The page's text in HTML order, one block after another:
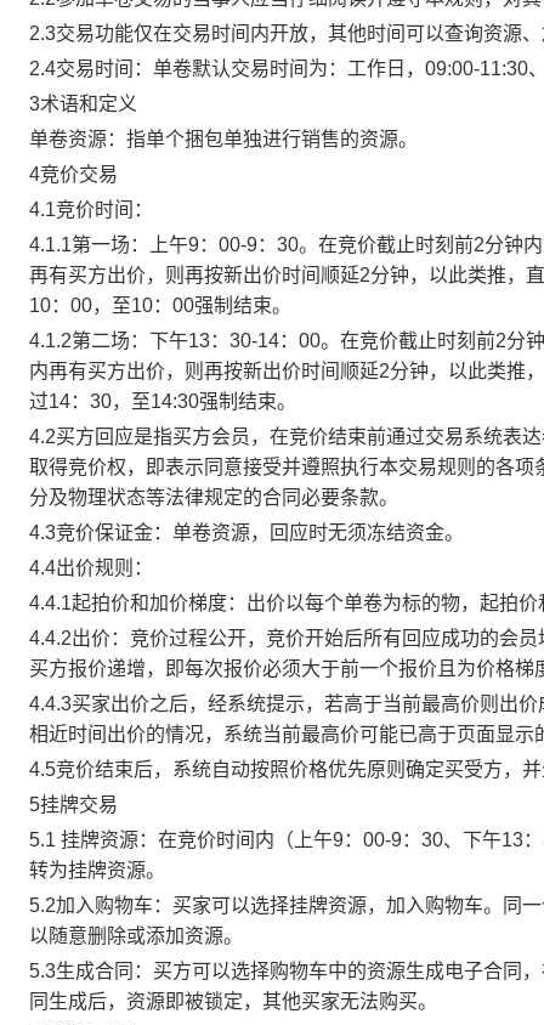
2.3交易功能仅在交易时间内开放，其他时间可以查询资源
2.4交易时间：单卷默认交易时间为：工作日，09:00-11:30
3术语和定义
单卷资源：指单个捆包单独进行销售的资源。
4竞价交易
4.1竞价时间：
4.1.1第一场：上午9：00-9：30。在竞价截止时刻前2分钟
再有买方出价，则再按新出价时间顺延2分钟，以此类推，
10：00，至10：00强制结束。
4.1.2第二场：下午13：30-14：00。在竞价截止时刻前2分
内再有买方出价，则再按新出价时间顺延2分钟，以此类推
过14：30，至14:30强制结束。
4.2买方回应是指买方会员，在竞价结束前通过交易系统表
取得竞价权，即表示同意接受并遵照执行本交易规则的各
分及物理状态等法律规定的合同必要条款。
4.3竞价保证金：单卷资源，回应时无须冻结资金。
4.4出价规则：
4.4.1起拍价和加价梯度：出价以每个单卷为标的物，起拍
4.4.2出价：竞价过程公开，竞价开始后所有回应成功的会
买方报价递增，即每次报价必须大于前一个报价且为价格
4.4.3买家出价之后，经系统提示，若高于当前最高价则出
相近时间出价的情况，系统当前最高价可能已高于页面显示
4.5竞价结束后，系统自动按照价格优先原则确定买受方，
5挂牌交易
5.1 挂牌资源：在竞价时间内（上午9：00-9：30、下午13
转为挂牌资源。
5.2加入购物车：买家可以选择挂牌资源，加入购物车。同
以随意删除或添加资源。
5.3生成合同：买方可以选择购物车中的资源生成电子合同
同生成后，资源即被锁定，其他买家无法购买。